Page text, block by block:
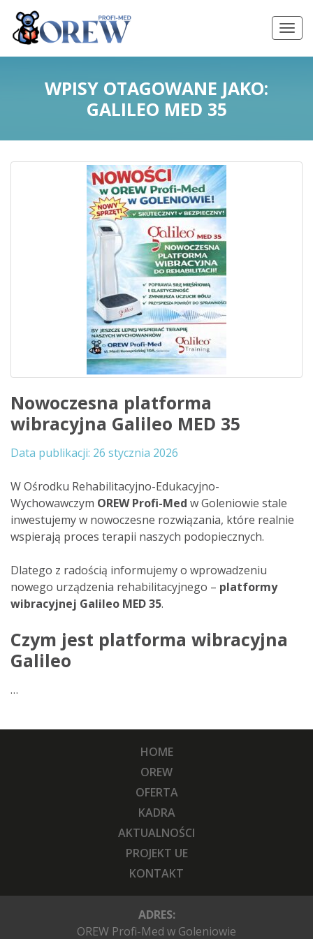
WPISY OTAGOWANE JAKO:
GALILEO MED 35
Nowoczesna platforma
wibracyjna Galileo MED 35
26 stycznia 2026
W Ośrodku Rehabilitacyjno-Edukacyjno-
Wychowawczym OREW Profi-Med w Goleniowie stale
inwestujemy w nowoczesne rozwiązania, które realnie
wspierają proces terapii naszych podopiecznych.
Dlatego z radością informujemy o wprowadzeniu
nowego urządzenia rehabilitacyjnego – platformy
wibracyjnej Galileo MED 35.
Czym jest platforma wibracyjna
Galileo
…
HOME
OREW
OFERTA
KADRA
AKTUALNOŚCI
PROJEKT UE
KONTAKT
ADRES:
OREW Profi-Med w Goleniowie